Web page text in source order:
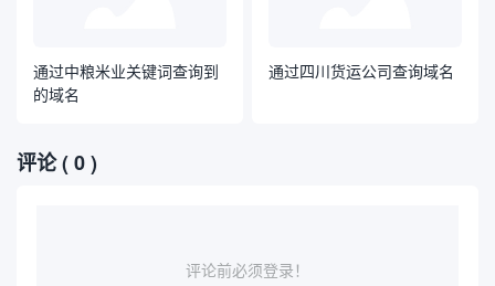
通过中粮米业关键词查询到
的域名
通过四川货运公司查询域名
评论( 0 )
评论前必须登录！